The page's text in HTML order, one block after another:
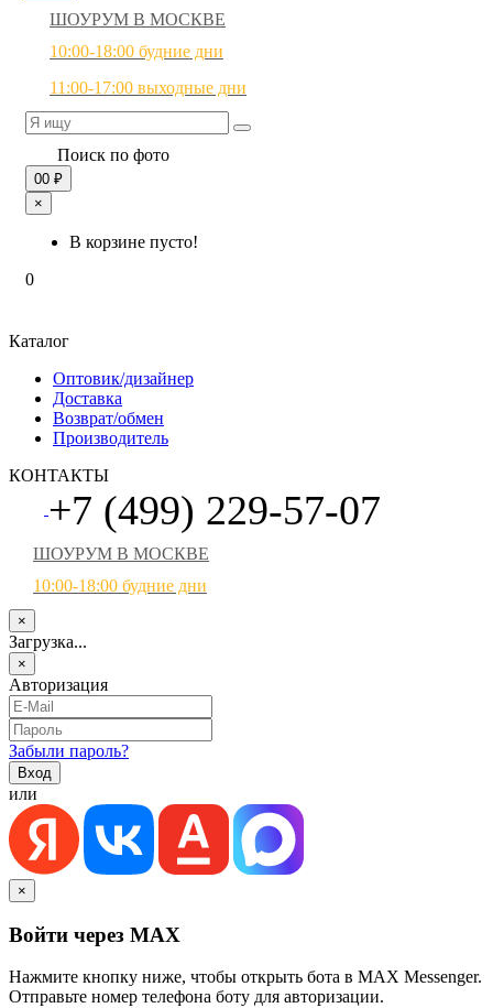
ШОУРУМ В МОСКВЕ
10:00-18:00 будние дни
11:00-17:00 выходные дни
Поиск по фото
00 ₽
×
В корзине пусто!
0
Каталог
Оптовик/дизайнер
Доставка
Возврат/обмен
Производитель
КОНТАКТЫ
+7 (499) 229-57-07
ШОУРУМ В МОСКВЕ
10:00-18:00 будние дни
×
Загрузка...
×
Авторизация
Забыли пароль?
или
×
Войти через MAX
Нажмите кнопку ниже, чтобы открыть бота в MAX Messenger.
Отправьте номер телефона боту для авторизации.